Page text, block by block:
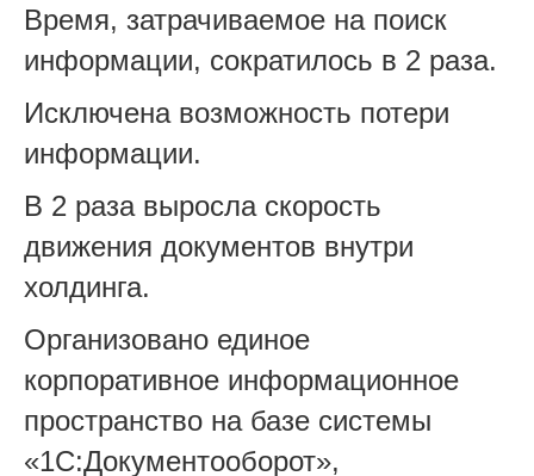
Время, затрачиваемое на поиск
информации, сократилось в 2 раза.
Исключена возможность потери
информации.
В 2 раза выросла скорость
движения документов внутри
холдинга.
Организовано единое
корпоративное информационное
пространство на базе системы
«1С:Документооборот»,